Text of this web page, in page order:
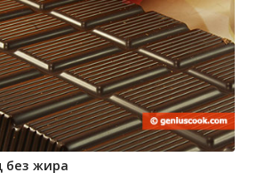
без жира